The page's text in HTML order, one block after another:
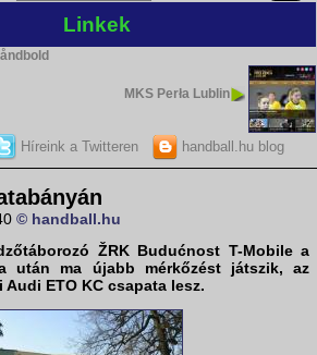
Linkek
MKS Perła Lublin
Híreink a Twitteren handball.hu blog
© handball.hu
ŽRK Budućnost T-Mobilea
után ma újabb mérkőzést játszik, az
Audi ETO KC csapata lesz.